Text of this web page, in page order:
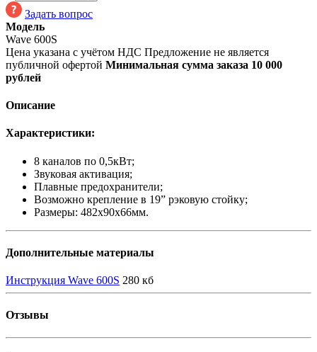
Задать вопрос
Модель
Wave 600S
Цена указана с учётом НДС Предложение не является
публичной офертой Минимальная сумма заказа 10 000
рублей
Описание
Характеристики:
8 каналов по 0,5кВт;
Звуковая активация;
Плавные предохранители;
Возможно крепление в 19” рэковую стойку;
Размеры: 482х90х66мм.
Дополнительные материалы
Инструкция Wave 600S 280 кб
Отзывы